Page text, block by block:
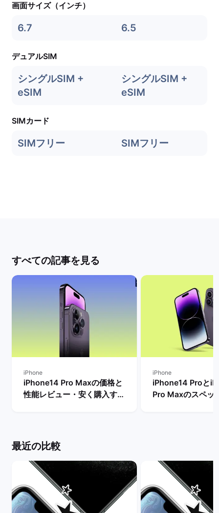
画面サイズ（インチ）
6.7 6.5
デュアルSIM
シングルSIM +
eSIM
シングルSIM +
eSIM
SIMカード
SIMフリー SIMフリー
すべての記事を見る
iPhone
iPhone14 Pro Maxの価格と
性能レビュー・安く購入する
iPhone
iPhone14 Proと
Pro Maxのスペッ
最近の比較